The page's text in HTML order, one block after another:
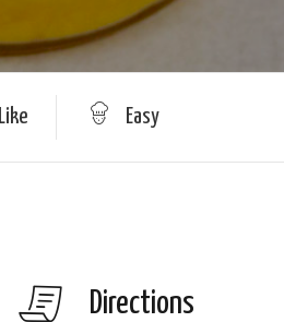
Like Easy
Directions